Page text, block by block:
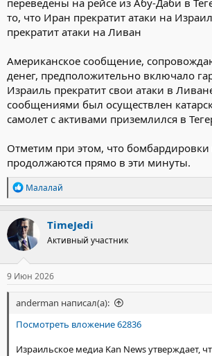
переведены на рейсе из Абу-Даби в
то, что Иран прекратит атаки на
прекратит атаки на Ливан
Американское сообщение,
денег, предположительно включало
Израиль прекратит свои атаки в
сообщениями был осуществлен
самолет с активами приземлился в
Отметим при этом, что
продолжаются прямо в эти минуты.
Р
е
а
к
ц
и
и
:
Малалай
TimeJedi
Активный участник
9 Июн 2026
anderman написал(а):
Посмотреть вложение 62836
Израильское медиа Kan News утверждает,